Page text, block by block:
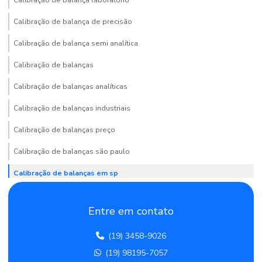
Calibração de balança de precisão
Calibração de balança semi analítica
Calibração de balanças
Calibração de balanças analíticas
Calibração de balanças industriais
Calibração de balanças preço
Calibração de balanças são paulo
Calibração de balanças em sp
Calibração de balão volumétricoEntre em contato
(19) 3458-9026
(19) 98195-7057